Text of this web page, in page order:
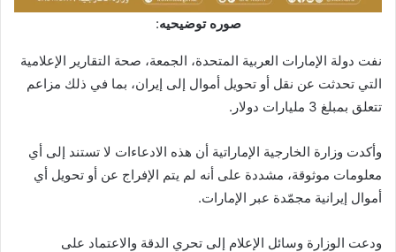
صوره توضيحيه:
نفت دولة الإمارات العربية المتحدة، الجمعة، صحة التقارير الإعلامية
التي تحدثت عن نقل أو تحويل أموال إلى إيران، بما في ذلك مزاعم
تتعلق بمبلغ 3 مليارات دولار.
وأكدت وزارة الخارجية الإماراتية أن هذه الادعاءات لا تستند إلى أي
معلومات موثوقة، مشددة على أنه لم يتم الإفراج عن أو تحويل أي
أموال إيرانية مجمّدة عبر الإمارات.
ودعت الوزارة وسائل الإعلام إلى تحري الدقة والاعتماد على